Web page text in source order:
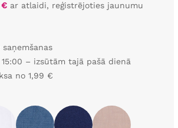
€ar atlaidi, reģistrējoties jaunumu
– izsūtām tajā pašā dienā
no 1,99 €